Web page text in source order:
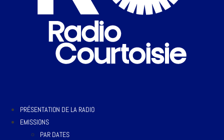
PRÉSENTATION DE LA RADIO
EMISSIONS
PAR DATES